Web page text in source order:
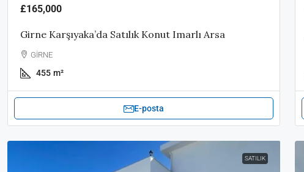
£165,000
Girne Karşıyaka’da Satılık Konut Imarlı Arsa
GİRNE
455 m²
E-posta
SATILIK